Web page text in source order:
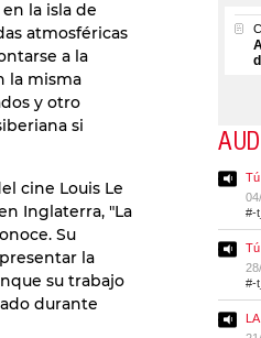
la isla de
atmosféricas
a la
la misma
y otro
si
cine Louis Le
Inglaterra, "La
Su
la
su trabajo
durante
#-
#-